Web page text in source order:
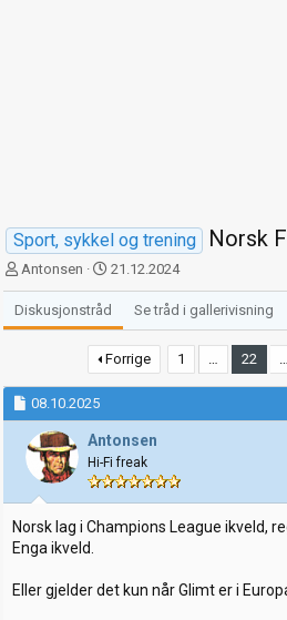
Sport, sykkel og trening Norsk
T
r
å
d
a
r
t
e
Antonsen
S
t
a
r
t
d
a
o
21.12.2024
Diskusjonstråd Se tråd i gallerivisning
Forrige 1 22
08.10.2025
Antonsen
Hi-Fi freak
Norsk lag i Champions League ikveld,
Enga ikveld.
Eller gjelder det kun når Glimt er i